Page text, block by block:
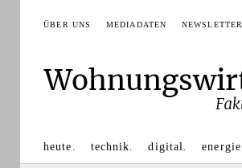
ÜBER UNS MEDIADATEN
heute. technik. digital.